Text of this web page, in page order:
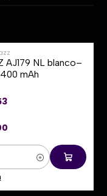
AJ179 NL blanco–
mAh